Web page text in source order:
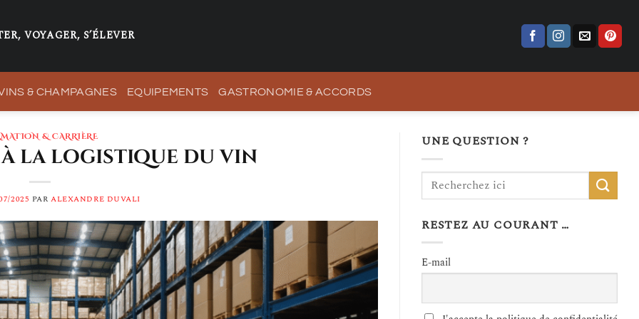
VOYAGER, S’ÉLEVER
& CHAMPAGNES EQUIPEMENTS GASTRONOMIE & ACCORDS
& CARRIÈRE
à la logistique du vin
2025 PARALEXANDRE DUVALI
UNE QUESTION ?
RESTEZ AU COURANT …
E-mail